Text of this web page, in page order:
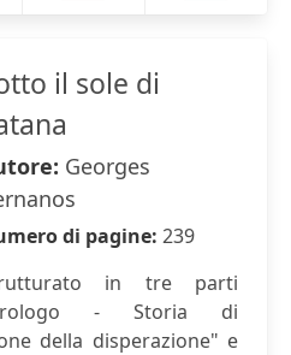
il sole di
Georges
di pagine: 239
in tre parti
- Storia di
della disperazione" e